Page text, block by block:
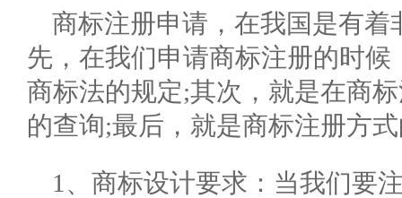
商标注册申请，在我国是有
先，在我们申请商标注册的时
商标法的规定;其次，就是在商
的查询;最后，就是商标注册方
1、商标设计要求：当我们要